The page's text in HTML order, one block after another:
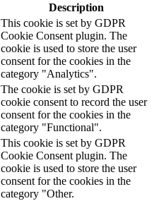
Description
This cookie is set by GDPR
Cookie Consent plugin. The
cookie is used to store the user
consent for the cookies in the
category "Analytics".
The cookie is set by GDPR
cookie consent to record the user
consent for the cookies in the
category "Functional".
This cookie is set by GDPR
Cookie Consent plugin. The
cookie is used to store the user
consent for the cookies in the
category "Other.